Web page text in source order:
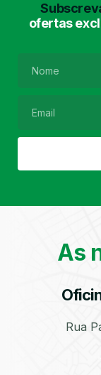
ofertas
As
Rua
Lavagem
Filtro de
Bate-